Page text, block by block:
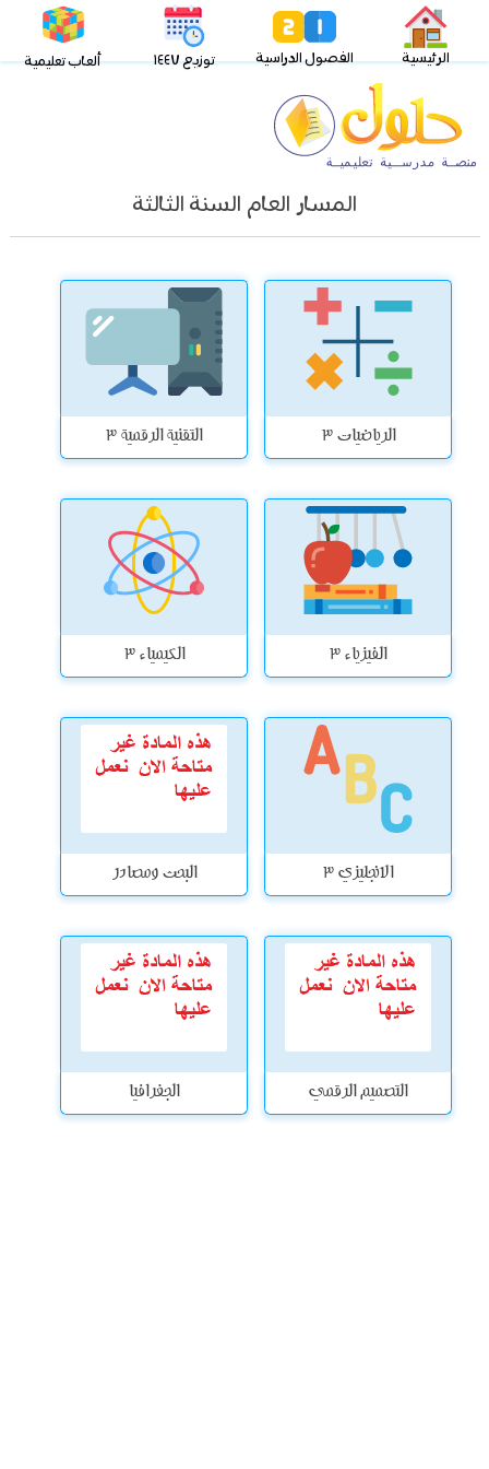
الرئيسية الفصول الدراسية توزيع ١٤٤٧ ألعاب تعليمية
المسار العام السنة الثالثة
الرياضيات 3 التقنية الرقمية 3
الفيزياء 3 الكيمياء 3
الانجليزي 3 البحث ومصادر
التصميم الرقمي الجغرافيا